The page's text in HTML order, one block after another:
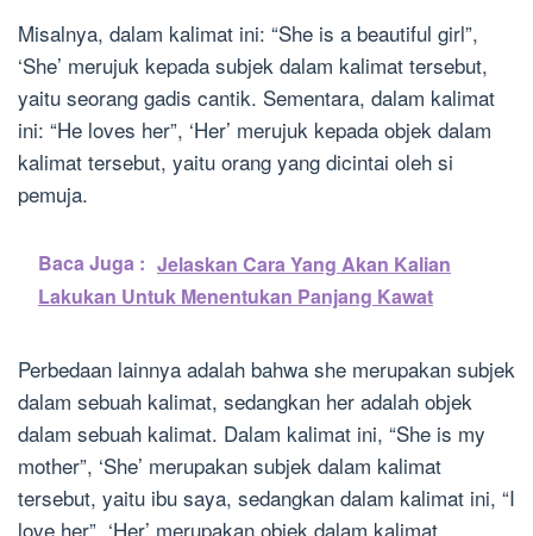
Misalnya, dalam kalimat ini: “She is a beautiful girl”,
‘She’ merujuk kepada subjek dalam kalimat tersebut,
yaitu seorang gadis cantik. Sementara, dalam kalimat
ini: “He loves her”, ‘Her’ merujuk kepada objek dalam
kalimat tersebut, yaitu orang yang dicintai oleh si
pemuja.
Baca Juga : Jelaskan Cara Yang Akan Kalian
Lakukan Untuk Menentukan Panjang Kawat
Perbedaan lainnya adalah bahwa she merupakan subjek
dalam sebuah kalimat, sedangkan her adalah objek
dalam sebuah kalimat. Dalam kalimat ini, “She is my
mother”, ‘She’ merupakan subjek dalam kalimat
tersebut, yaitu ibu saya, sedangkan dalam kalimat ini, “I
love her”, ‘Her’ merupakan objek dalam kalimat